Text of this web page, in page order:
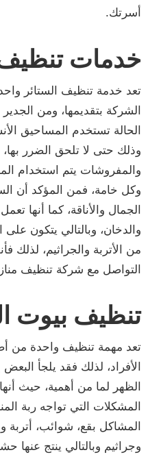
أسرتك.
خدمات تنظيف
تعد خدمة تنظيف الستائر
الشركة بتقديمها، ومن
الحالة تستخدم المساحيق
وذلك حتى لا تلحق الضرر
والمفروشات يتم استخدام
وكل خامة، فمن المؤكد أن
الجمال والأناقة، كما أنها
والدخان، وبالتالي يتكون
من الأتربة والجراثيم، لذلك
التواصل مع شركة تنظيف
تنظيف بيوت
تعد مهمة تنظيف واحدة من
الأفراد، لذلك فقد يلجأ
الظهر لما من أهمية، حيث
المشكلات التي تواجه ربة
المشاكل بقع، شوائب، أتربة
وجراثيم وبالتالي ينتج عنها